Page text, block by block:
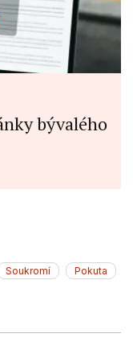
bývalého
Soukromí Pokuta